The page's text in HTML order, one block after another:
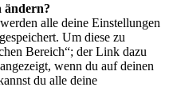
ändern?
alle deine Einstellungen
Um diese zu
Bereich“; der Link dazu
wenn du auf deinen
du alle deine